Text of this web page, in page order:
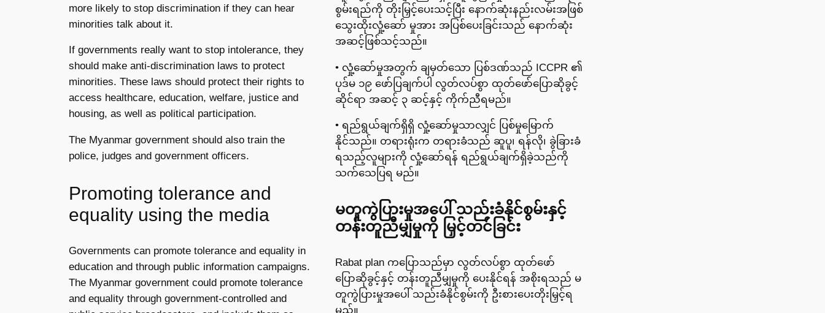
more likely to stop discrimination if they can hear
minorities talk about it.
If governments really want to stop intolerance, they
should make anti-discrimination laws to protect
minorities. These laws should protect their rights to
access healthcare, education, welfare, justice and
housing, as well as political participation.
The Myanmar government should also train the
police, judges and government officers.
Promoting tolerance and
equality using the media
Governments can promote tolerance and equality in
education and through public information campaigns.
The Myanmar government could promote tolerance
and equality through government-controlled and
စွမ်းရည်ကို တိုးမြှင့်ပေးသင့်ပြီး နောက်ဆုံးနည်းလမ်းအဖြစ်
သွေးထိုးလှုံ့ဆော် မှုအား အပြစ်ပေးခြင်းသည် နောက်ဆုံး
အဆင့်ဖြစ်သင့်သည်။
• လှုံ့ဆော်မှုအတွက် ချမှတ်သော ပြစ်ဒဏ်သည် ICCPR ၏
ပုဒ်မ ၁၉ ဖော်ပြချက်ပါ လွတ်လပ်စွာ ထုတ်ဖော်ပြောဆိုခွင့်
ဆိုင်ရာ အဆင့် ၃ ဆင့်နှင့် ကိုက်ညီရမည်။
• ရည်ရွယ်ချက်ရှိရှိ လှုံ့ဆော်မှုသာလျှင် ပြစ်မှုမြောက်
နိုင်သည်။ တရားရုံးက တရားခံသည် ဆူပူ၊ ရန်လို၊ ခွဲခြားခံ
ရသည့်လူများကို လှုံ့ဆော်ရန် ရည်ရွယ်ချက်ရှိခဲ့သည်ကို
သက်သေပြရ မည်။
မတူကွဲပြားမှုအပေါ် သည်းခံနိုင်စွမ်းနှင့်
တန်းတူညီမျှမှုကို မြှင့်တင်ခြင်း
Rabat plan ကပြောသည်မှာ လွတ်လပ်စွာ ထုတ်ဖော်
ပြောဆိုခွင့်နှင့် တန်းတူညီမျှမှုကို ပေးနိုင်ရန် အစိုးရသည် မ
တူကွဲပြားမှုအပေါ် သည်းခံနိုင်စွမ်းကို ဦးစားပေးတိုးမြှင့်ရ
မည်။